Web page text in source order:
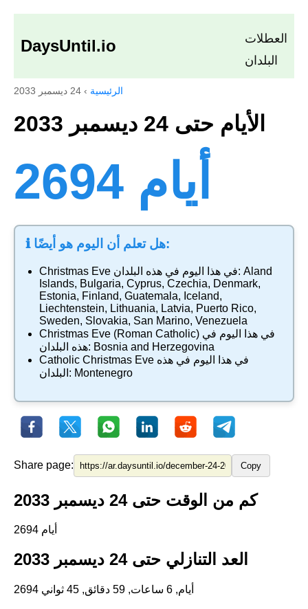
DaysUntil.io
العطلات
البلدان
الرئيسية › 24 ديسمبر 2033
الأيام حتى 24 ديسمبر 2033
2694 أيام
ℹ️ هل تعلم أن اليوم هو أيضًا:
Christmas Eve في هذا اليوم في هذه البلدان: Aland
Islands, Bulgaria, Cyprus, Czechia, Denmark,
Estonia, Finland, Guatemala, Iceland,
Liechtenstein, Lithuania, Latvia, Puerto Rico,
Sweden, Slovakia, San Marino, Venezuela
Christmas Eve (Roman Catholic)
هذه البلدان: Bosnia and Herzegovina
Catholic Christmas Eve
البلدان: Montenegro
Share page: Copy
كم من الوقت حتى 24 ديسمبر 2033
2694 أيام
العد التنازلي حتى 24 ديسمبر 2033
2694 أيام, 6 ساعات, 59 دقائق, 44 ثواني